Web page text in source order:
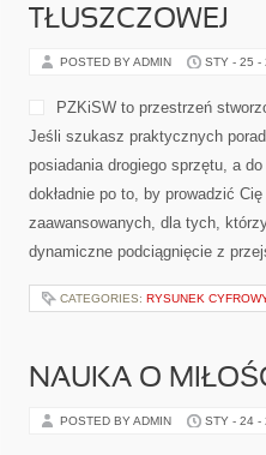
TŁUSZCZOWEJ
POSTED BY ADMIN STY - 25 -
baza wiedzy dla początkujących
jak i dla osób polujących na